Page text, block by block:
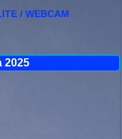
/ WEBCAM
2025